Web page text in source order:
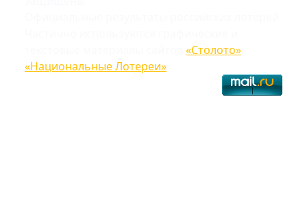
«Столото»
«Национальные Лотереи»